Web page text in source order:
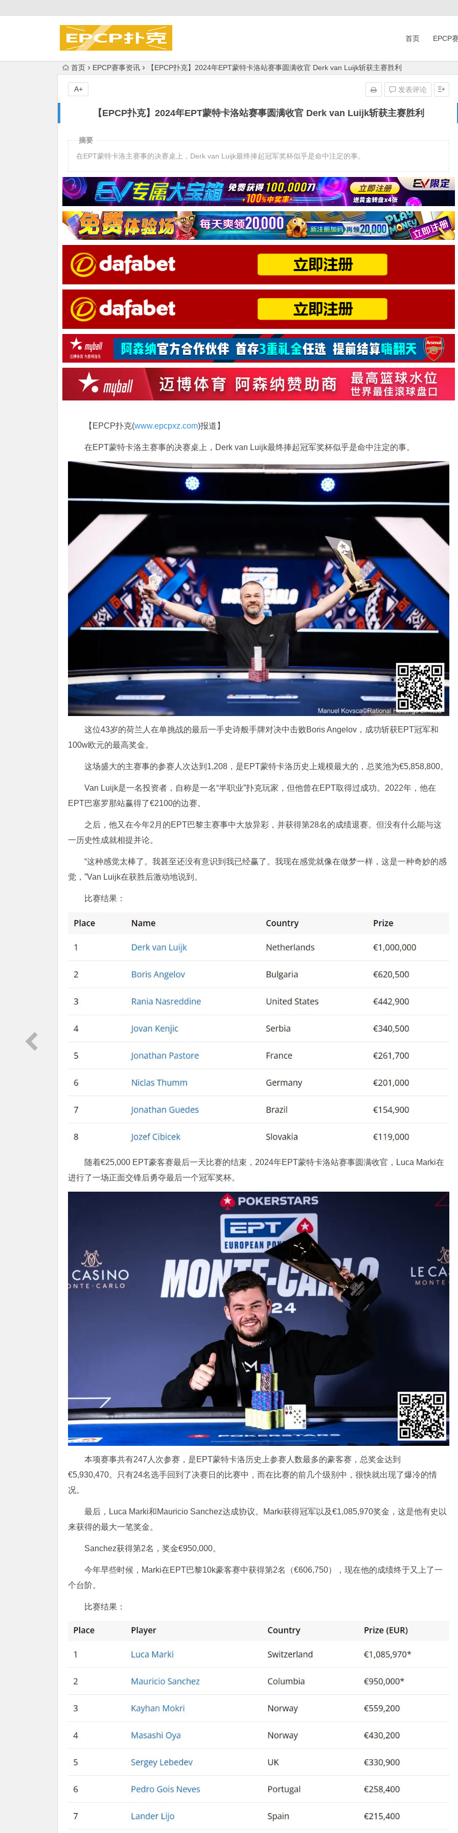
首页 EPCP
首页 EPCP赛事资讯 【EPCP扑克】2024年EPT蒙特卡洛站赛事圆满收官 Derk van Luijk斩获主赛胜利
【EPCP扑克】2024年EPT蒙特卡洛站赛事圆满收官 Derk van Luijk斩获主赛胜利
发表评论
A+
摘要
在EPT蒙特卡洛主赛事的决赛桌上，Derk van Luijk最终捧起冠军奖杯似乎是命中注定的事。
【EPCP扑克(www.epcpxz.com)报道】
在EPT蒙特卡洛主赛事的决赛桌上，Derk van Luijk最终捧起冠军奖杯似乎是命中注定的事。
这位43岁的荷兰人在单挑战的最后一手史诗般手牌对决中击败Boris Angelov，成功斩获EPT冠军和
100w欧元的最高奖金。
这场盛大的主赛事的参赛人次达到1,208，是EPT蒙特卡洛历史上规模最大的，总奖池为€5,858,800。
Van Luijk是一名投资者，自称是一名“半职业”扑克玩家，但他曾在EPT取得过成功。2022年，他在
EPT巴塞罗那站赢得了€2100的边赛。
之后，他又在今年2月的EPT巴黎主赛事中大放异彩，并获得第28名的成绩退赛。但没有什么能与这
一历史性成就相提并论。
“这种感觉太棒了。我甚至还没有意识到我已经赢了。我现在感觉就像在做梦一样，这是一种奇妙的感
觉，”Van Luijk在获胜后激动地说到。
比赛结果：
随着€25,000 EPT豪客赛最后一天比赛的结束，2024年EPT蒙特卡洛站赛事圆满收官，Luca Marki在
进行了一场正面交锋后勇夺最后一个冠军奖杯。
本项赛事共有247人次参赛，是EPT蒙特卡洛历史上参赛人数最多的豪客赛，总奖金达到
€5,930,470。只有24名选手回到了决赛日的比赛中，而在比赛的前几个级别中，很快就出现了爆冷的情
况。
最后，Luca Marki和Mauricio Sanchez达成协议。Marki获得冠军以及€1,085,970奖金，这是他有史以
来获得的最大一笔奖金。
Sanchez获得第2名，奖金€950,000。
今年早些时候，Marki在EPT巴黎10k豪客赛中获得第2名（€606,750），现在他的成绩终于又上了一
个台阶。
比赛结果：